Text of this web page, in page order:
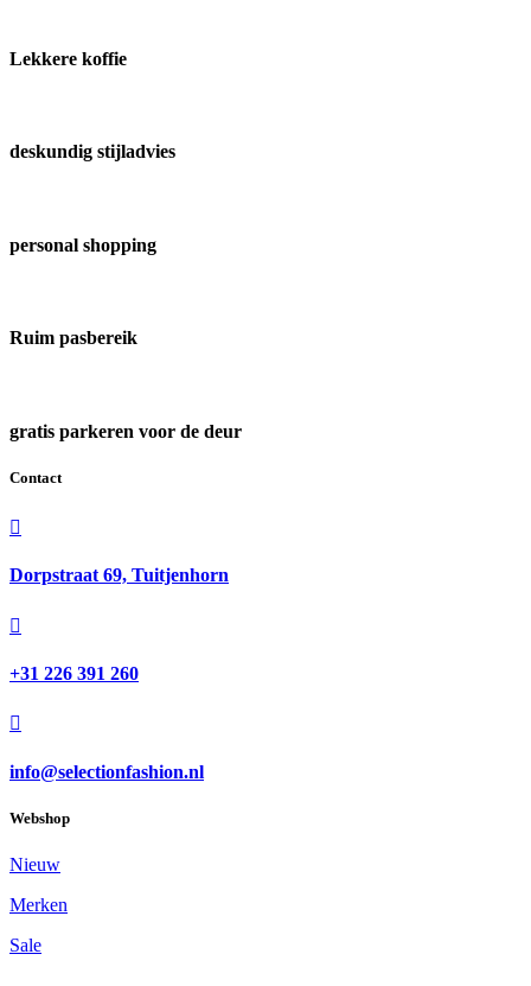
Lekkere koffie
deskundig stijladvies
personal shopping
Ruim pasbereik
gratis parkeren voor de deur
Contact

Dorpstraat 69, Tuitjenhorn

+31 226 391 260

info@selectionfashion.nl
Webshop
Nieuw
Merken
Sale